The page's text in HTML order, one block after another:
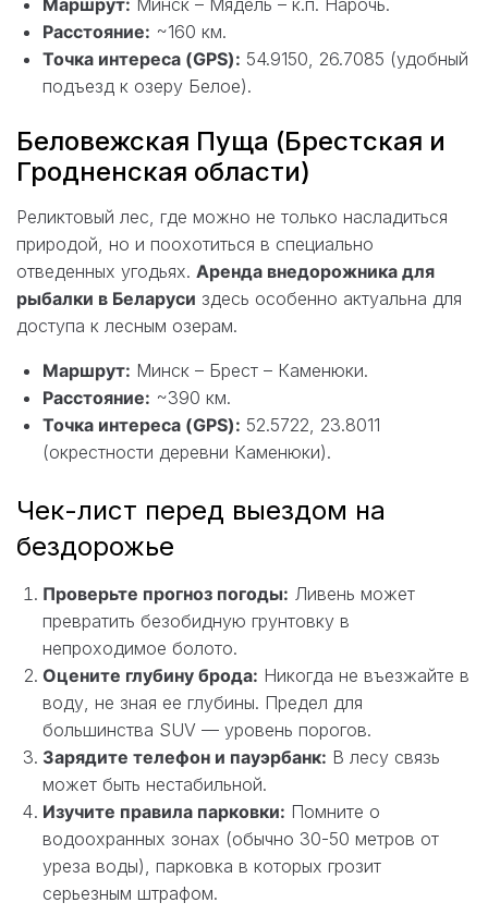
Расстояние: ~160 км.
Точка интереса (GPS): 54.9150, 26.7085 (удобный
подъезд к озеру Белое).
Беловежская Пуща (Брестская и
Гродненская области)
Реликтовый лес, где можно не только насладиться
природой, но и поохотиться в специально
отведенных угодьях. Аренда внедорожника для
рыбалки в Беларуси здесь особенно актуальна для
доступа к лесным озерам.
Маршрут: Минск – Брест – Каменюки.
Расстояние: ~390 км.
Точка интереса (GPS): 52.5722, 23.8011
(окрестности деревни Каменюки).
Чек-лист перед выездом на
бездорожье
Проверьте прогноз погоды: Ливень может
превратить безобидную грунтовку в
непроходимое болото.
Оцените глубину брода: Никогда не въезжайте в
воду, не зная ее глубины. Предел для
большинства SUV — уровень порогов.
Зарядите телефон и пауэрбанк: В лесу связь
может быть нестабильной.
Изучите правила парковки: Помните о
водоохранных зонах (обычно 30-50 метров от
уреза воды), парковка в которых грозит
серьезным штрафом.